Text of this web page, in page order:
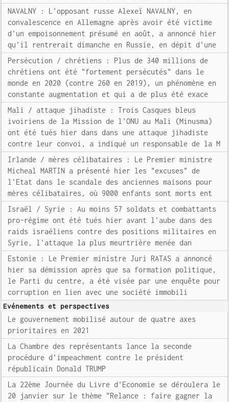
NAVALNY : L'opposant russe Alexeï NAVALNY, en
convalescence en Allemagne après avoir été victime
d'un empoisonnement présumé en août, a annoncé hier
qu'il rentrerait dimanche en Russie, en dépit d'une
Persécution / chrétiens : Plus de 340 millions de
chrétiens ont été "fortement persécutés" dans le
monde en 2020 (contre 260 en 2019), un phénomène en
constante augmentation et qui a de plus été exace
Mali / attaque jihadiste : Trois Casques bleus
ivoiriens de la Mission de l'ONU au Mali (Minusma)
ont été tués hier dans dans une attaque jihadiste
contre leur convoi, a indiqué un responsable de la M
Irlande / mères célibataires : Le Premier ministre
Micheal MARTIN a présenté hier les "excuses" de
l'Etat dans le scandale des anciennes maisons pour
mères célibataires, où 9000 enfants sont morts ent
Israël / Syrie : Au moins 57 soldats et combattants
pro-régime ont été tués hier avant l'aube dans des
raids israéliens contre des positions militaires en
Syrie, l'attaque la plus meurtrière menée dan
Estonie : Le Premier ministre Juri RATAS a annoncé
hier sa démission après que sa formation politique,
le Parti du centre, a été visée par une enquête pour
corruption en lien avec une société immobili
Evénements et perspectives
Le gouvernement mobilisé autour de quatre axes
prioritaires en 2021
La Chambre des représentants lance la seconde
procédure d'impeachment contre le président
républicain Donald TRUMP
La 22ème Journée du Livre d'Economie se déroulera le
20 janvier sur le thème "Relance : faire gagner la